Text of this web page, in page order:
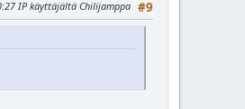
#9
IP käyttäjältä Chilijamppa